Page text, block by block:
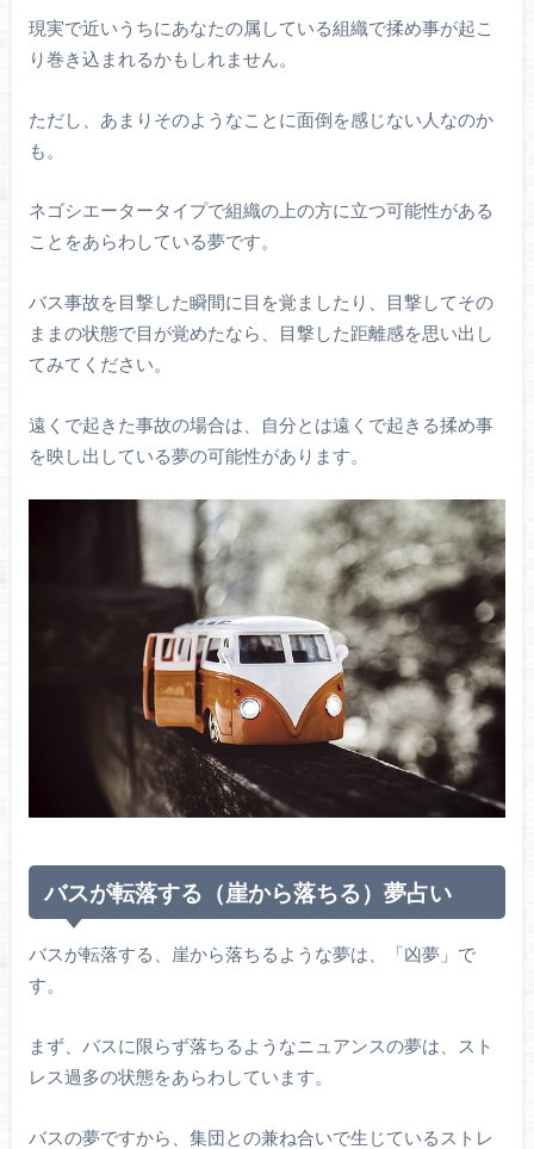
現実で近いうちにあなたの属している組織で揉め事が起こ
り巻き込まれるかもしれません。
ただし、あまりそのようなことに面倒を感じない人なのか
も。
ネゴシエータータイプで組織の上の方に立つ可能性がある
ことをあらわしている夢です。
バス事故を目撃した瞬間に目を覚ましたり、目撃してその
ままの状態で目が覚めたなら、目撃した距離感を思い出し
てみてください。
遠くで起きた事故の場合は、自分とは遠くで起きる揉め事
を映し出している夢の可能性があります。
バスが転落する（崖から落ちる）夢占い
バスが転落する、崖から落ちるような夢は、「凶夢」で
す。
まず、バスに限らず落ちるようなニュアンスの夢は、スト
レス過多の状態をあらわしています。
バスの夢ですから、集団との兼ね合いで生じているストレ